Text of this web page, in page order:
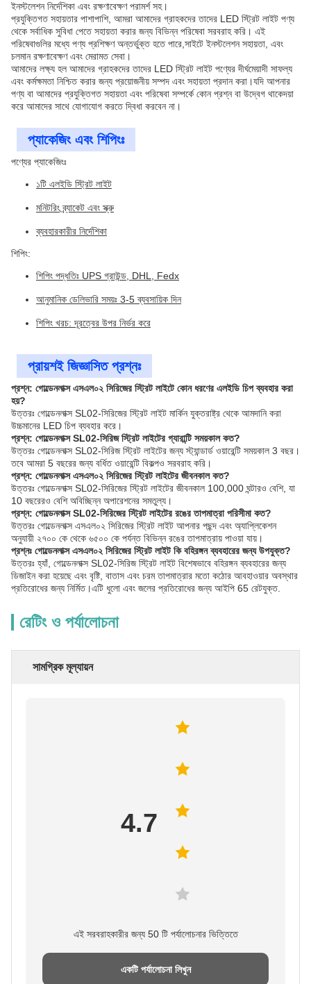
ইনস্টলেশন নির্দেশিকা এবং রক্ষণাবেক্ষণ পরামর্শ সহ।
প্রযুক্তিগত সহায়তার পাশাপাশি, আমরা আমাদের গ্রাহকদের তাদের LED স্ট্রিট লাইট পণ্য
থেকে সর্বাধিক সুবিধা পেতে সহায়তা করার জন্য বিভিন্ন পরিষেবা সরবরাহ করি। এই
পরিষেবাগুলির মধ্যে পণ্য প্রশিক্ষণ অন্তর্ভুক্ত হতে পারে,সাইটে ইনস্টলেশন সহায়তা, এবং
চলমান রক্ষণাবেক্ষণ এবং মেরামত সেবা।
আমাদের লক্ষ্য হল আমাদের গ্রাহকদের তাদের LED স্ট্রিট লাইট পণ্যের দীর্ঘমেয়াদী সাফল্য
এবং কর্মক্ষমতা নিশ্চিত করার জন্য প্রয়োজনীয় সম্পদ এবং সহায়তা প্রদান করা।যদি আপনার
পণ্য বা আমাদের প্রযুক্তিগত সহায়তা এবং পরিষেবা সম্পর্কে কোন প্রশ্ন বা উদ্বেগ থাকেদয়া
করে আমাদের সাথে যোগাযোগ করতে দ্বিধা করবেন না।
প্যাকেজিং এবং শিপিংঃ
পণ্যের প্যাকেজিংঃ
১টি এলইডি স্ট্রিট লাইট
মনিটরিং ব্র্যাকেট এবং স্ক্রু
ব্যবহারকারীর নির্দেশিকা
শিপিং:
শিপিং পদ্ধতিঃ UPS গ্রাউন্ড, DHL, Fedx
আনুমানিক ডেলিভারি সময়ঃ 3-5 ব্যবসায়িক দিন
শিপিং খরচ: দূরত্বের উপর নির্ভর করে
প্রায়শই জিজ্ঞাসিত প্রশ্নঃ
প্রশ্ন: গোল্ডেনলাক্স এসএল০২ সিরিজের স্ট্রিট লাইটে কোন ধরণের এলইডি চিপ ব্যবহার করা
হয়?
উত্তরঃ গোল্ডেনলাক্স SL02-সিরিজের স্ট্রিট লাইট মার্কিন যুক্তরাষ্ট্র থেকে আমদানি করা
উচ্চমানের LED চিপ ব্যবহার করে।
প্রশ্ন: গোল্ডেনলাক্স SL02-সিরিজ স্ট্রিট লাইটের গ্যারান্টি সময়কাল কত?
উত্তরঃ গোল্ডেনলাক্স SL02-সিরিজ স্ট্রিট লাইটের জন্য স্ট্যান্ডার্ড ওয়ারেন্টি সময়কাল 3 বছর।
তবে আমরা 5 বছরের জন্য বর্ধিত ওয়ারেন্টি বিকল্পও সরবরাহ করি।
প্রশ্ন: গোল্ডেনলাক্স এসএল০২ সিরিজের স্ট্রিট লাইটের জীবনকাল কত?
উত্তরঃ গোল্ডেনলাক্স SL02-সিরিজের স্ট্রিট লাইটের জীবনকাল 100,000 ঘন্টারও বেশি, যা
10 বছরেরও বেশি অবিচ্ছিন্ন অপারেশনের সমতুল্য।
প্রশ্ন: গোল্ডেনলাক্স SL02-সিরিজের স্ট্রিট লাইটের রঙের তাপমাত্রা পরিসীমা কত?
উত্তরঃ গোল্ডেনলাক্স এসএল০২ সিরিজের স্ট্রিট লাইট আপনার পছন্দ এবং অ্যাপ্লিকেশন
অনুযায়ী ২৭০০ কে থেকে ৬৫০০ কে পর্যন্ত বিভিন্ন রঙের তাপমাত্রায় পাওয়া যায়।
প্রশ্নঃ গোল্ডেনলাক্স এসএল০২ সিরিজের স্ট্রিট লাইট কি বহিরঙ্গন ব্যবহারের জন্য উপযুক্ত?
উত্তরঃ হ্যাঁ, গোল্ডেনলাক্স SL02-সিরিজ স্ট্রিট লাইট বিশেষভাবে বহিরঙ্গন ব্যবহারের জন্য
ডিজাইন করা হয়েছে এবং বৃষ্টি, বাতাস এবং চরম তাপমাত্রার মতো কঠোর আবহাওয়ার অবস্থার
প্রতিরোধের জন্য নির্মিত।এটি ধুলো এবং জলের প্রতিরোধের জন্য আইপি 65 রেটযুক্ত.
রেটিং ও পর্যালোচনা
সামগ্রিক মূল্যায়ন
4.7
এই সরবরাহকারীর জন্য 50 টি পর্যালোচনার ভিত্তিতে
একটি পর্যালোচনা লিখুন